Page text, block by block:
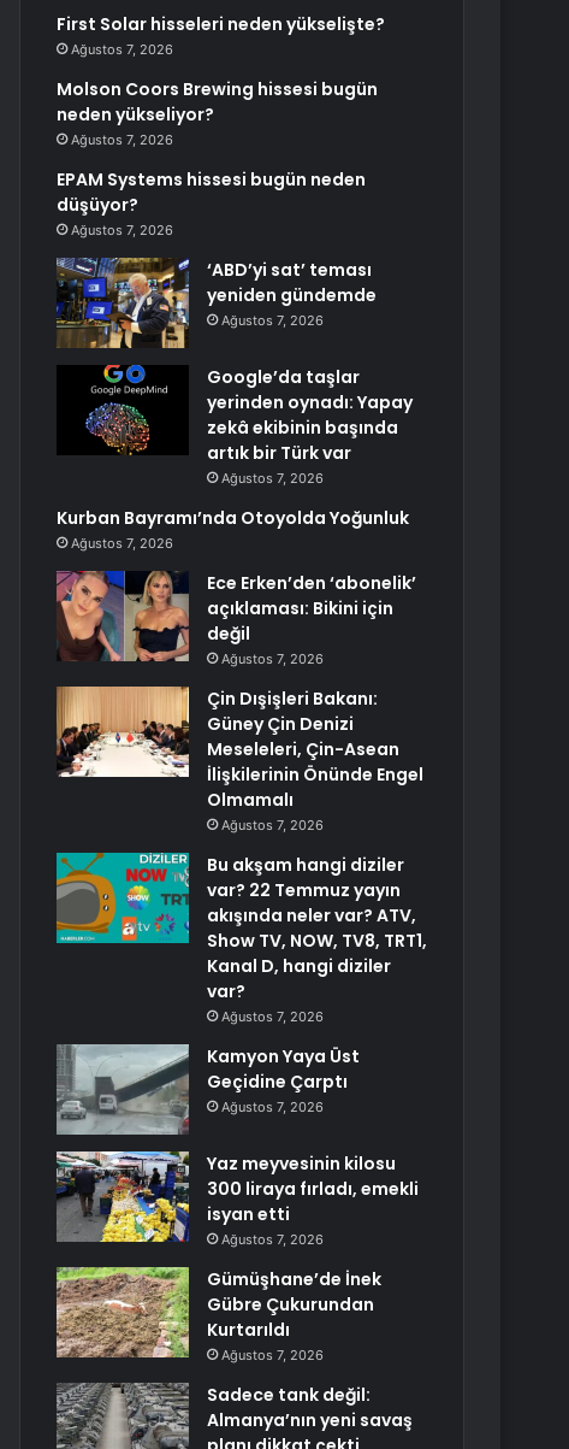
First Solar hisseleri neden yükselişte?
Ağustos 7, 2026
Molson Coors Brewing hissesi bugün
neden yükseliyor?
Ağustos 7, 2026
EPAM Systems hissesi bugün neden
düşüyor?
Ağustos 7, 2026
‘ABD’yi sat’ teması
yeniden gündemde
Ağustos 7, 2026
Google’da taşlar
yerinden oynadı: Yapay
zekâ ekibinin başında
artık bir Türk var
Ağustos 7, 2026
Kurban Bayramı’nda Otoyolda Yoğunluk
Ağustos 7, 2026
Ece Erken’den ‘abonelik’
açıklaması: Bikini için
değil
Ağustos 7, 2026
Çin Dışişleri Bakanı:
Güney Çin Denizi
Meseleleri, Çin-Asean
İlişkilerinin Önünde Engel
Olmamalı
Ağustos 7, 2026
Bu akşam hangi diziler
var? 22 Temmuz yayın
akışında neler var? ATV,
Show TV, NOW, TV8, TRT1,
Kanal D, hangi diziler
var?
Ağustos 7, 2026
Kamyon Yaya Üst
Geçidine Çarptı
Ağustos 7, 2026
Yaz meyvesinin kilosu
300 liraya fırladı, emekli
isyan etti
Ağustos 7, 2026
Gümüşhane’de İnek
Gübre Çukurundan
Kurtarıldı
Ağustos 7, 2026
Sadece tank değil:
Almanya’nın yeni savaş